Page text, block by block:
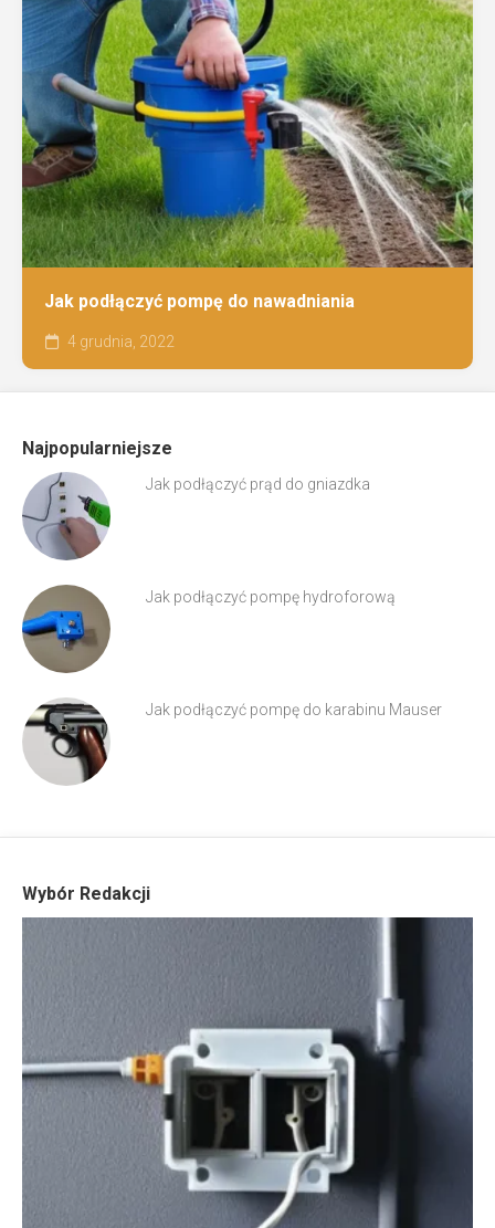
Jak podłączyć pompę do nawadniania
4 grudnia, 2022
Najpopularniejsze
Jak podłączyć prąd do gniazdka
Jak podłączyć pompę hydroforową
Jak podłączyć pompę do karabinu Mauser
Wybór Redakcji